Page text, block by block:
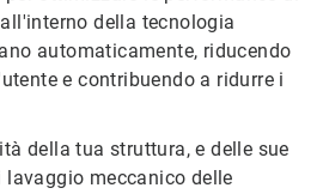
della tecnologia
automaticamente, riducendo
e contribuendo a ridurre i
della tua struttura, e delle sue
meccanico delle